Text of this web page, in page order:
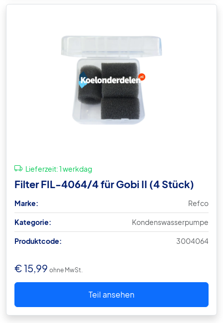
Lieferzeit:1 werkdag
Filter FIL-4064/4 für Gobi II (4 Stück)
Marke: Refco
Kategorie: Kondenswasserpumpe
Produktcode: 3004064
€15,99 ohne MwSt.
Teil ansehen